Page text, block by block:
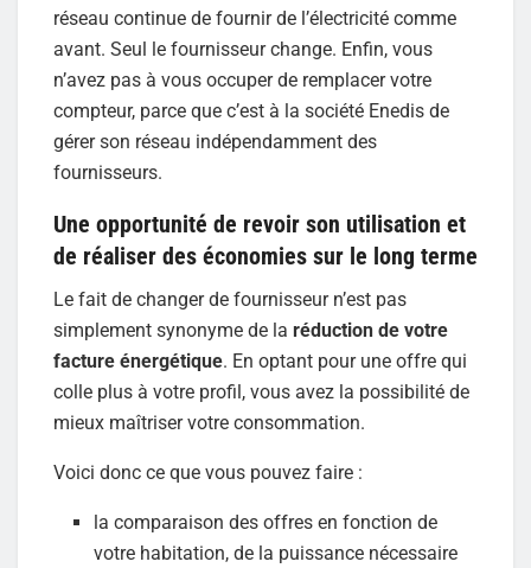
réseau continue de fournir de l’électricité comme
avant. Seul le fournisseur change. Enfin, vous
n’avez pas à vous occuper de remplacer votre
compteur, parce que c’est à la société Enedis de
gérer son réseau indépendamment des
fournisseurs.
Une opportunité de revoir son utilisation et
de réaliser des économies sur le long terme
Le fait de changer de fournisseur n’est pas
simplement synonyme de la réduction de votre
facture énergétique. En optant pour une offre qui
colle plus à votre profil, vous avez la possibilité de
mieux maîtriser votre consommation.
Voici donc ce que vous pouvez faire :
la comparaison des offres en fonction de
votre habitation, de la puissance nécessaire